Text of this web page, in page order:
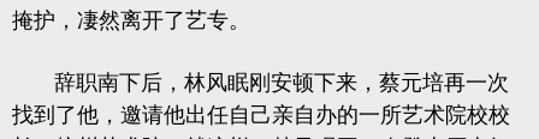
掩护，凄然离开了艺专。
辞职南下后，林风眠刚安顿下来，蔡元培再一次
找到了他，邀请他出任自己亲自办的一所艺术院校校